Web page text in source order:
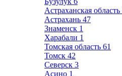
Астраханская область
Астрахань 47
Знаменск 1
Харабали 1
Томская область 61
Томск 42
Северск 3
Асино 1